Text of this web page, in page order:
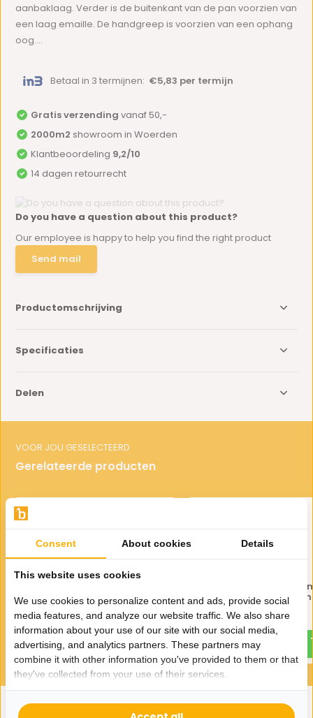
aanbaklaag. Verder is de buitenkant van de pan voorzien van
een laag emaille. De handgreep is voorzien van een ophang
oog....
Betaal in 3 termijnen: €5,83 per termijn
Gratis verzending vanaf 50,-
2000m2 showroom in Woerden
Klantbeoordeling 9,2/10
14 dagen retourrecht
Do you have a question about this product?
Our employee is happy to help you find the right product
Send mail
Productomschrijving
Specificaties
Delen
VOOR JOU GESELECTEERD
Gerelateerde producten
Koekenpan 22 cm
15,-
Bavary Teflon
Koekenpan 26 cm
20,-
Consent About cookies Details
This website uses cookies
We use cookies to personalize content and ads, provide social
media features, and analyze our website traffic. We also share
information about your use of our site with our social media,
advertising, and analytics partners. These partners may
combine it with other information you've provided to them or that
they've collected from your use of their services.